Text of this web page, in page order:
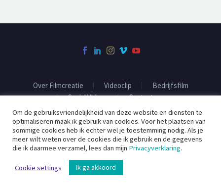
Over Filmcreatie Videoclip
Bedrijfsfilm
Social Videos
Contact
2020 © Filmcreatie
Om de gebruiksvriendelijkheid van deze website en diensten te
optimaliseren maak ik gebruik van cookies. Voor het plaatsen van
sommige cookies heb ik echter wel je toestemming nodig. Als je
meer wilt weten over de cookies die ik gebruik en de gegevens
die ik daarmee verzamel, lees dan mijn Privacyverklaring.
Cookie settings Ik ga akkoord